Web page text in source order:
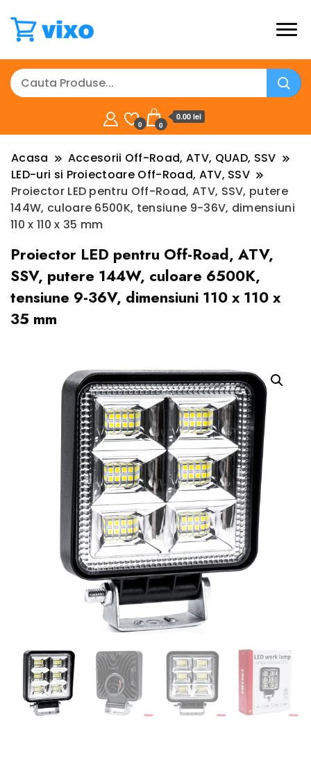
0 0
0.00 lei
Acasa
Accesorii Off-Road, ATV, QUAD, SSV
LED-uri si Proiectoare Off-Road, ATV, SSV
Proiector LED pentru Off-Road, ATV, SSV, putere
144W, culoare 6500K, tensiune 9-36V, dimensiuni
110 x 110 x 35 mm
Proiector LED pentru Off-Road, ATV,
SSV, putere 144W, culoare 6500K,
tensiune 9-36V, dimensiuni 110 x 110 x
35 mm